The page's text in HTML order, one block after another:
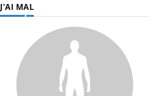
J'AI MAL